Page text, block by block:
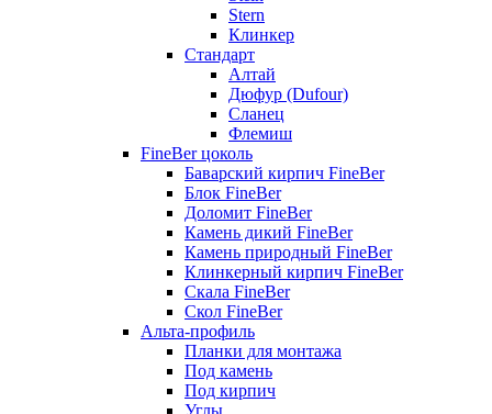
Stern
Клинкер
Стандарт
Алтай
Дюфур (Dufour)
Сланец
Флемиш
FineBer цоколь
Баварский кирпич FineBer
Блок FineBer
Доломит FineBer
Камень дикий FineBer
Камень природный FineBer
Клинкерный кирпич FineBer
Скала FineBer
Скол FineBer
Альта-профиль
Планки для монтажа
Под камень
Под кирпич
Углы